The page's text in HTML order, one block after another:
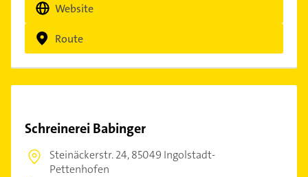
Website
Route
Schreinerei Babinger
Steinäckerstr. 24,85049 Ingolstadt-
Pettenhofen